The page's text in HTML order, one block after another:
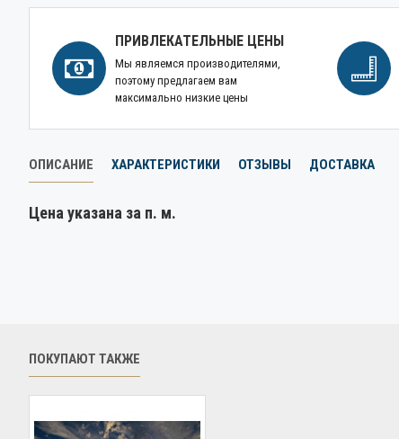
ПРИВЛЕКАТЕЛЬНЫЕ ЦЕНЫ
Мы являемся производителями,
поэтому предлагаем вам
максимально низкие цены
ОПИСАНИЕ ХАРАКТЕРИСТИКИ ОТЗЫВЫ ДОСТАВКА
Цена указана за п. м.
ПОКУПАЮТ ТАКЖЕ